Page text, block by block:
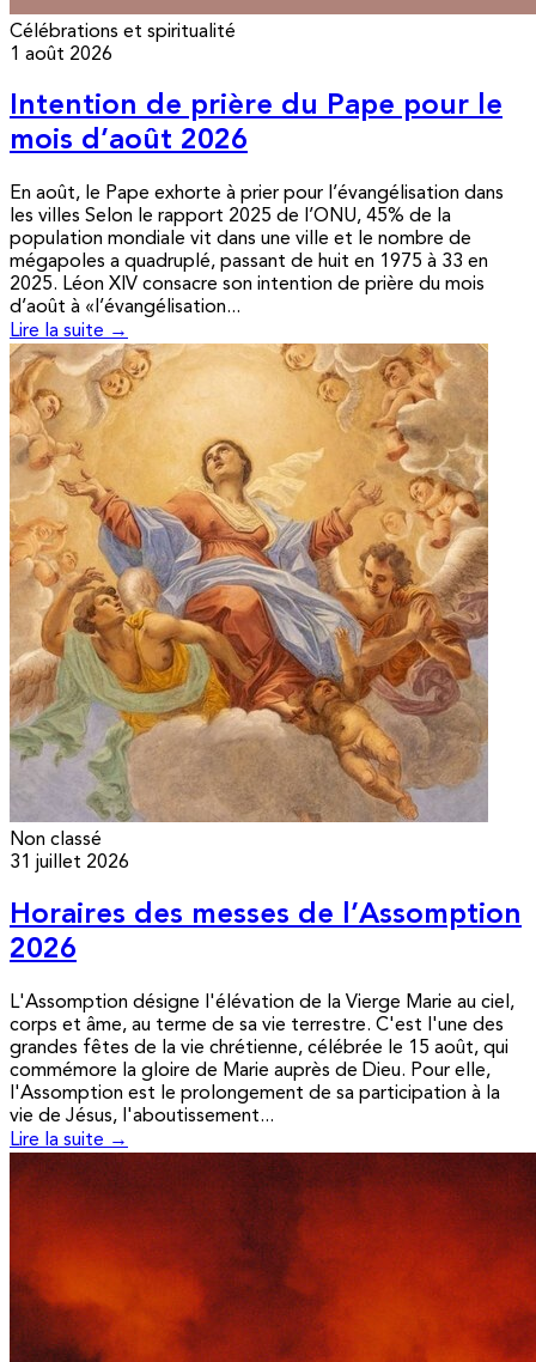
Célébrations et spiritualité
1 août 2026
Intention de prière du Pape pour le
mois d’août 2026
En août, le Pape exhorte à prier pour l’évangélisation dans
les villes Selon le rapport 2025 de l’ONU, 45% de la
population mondiale vit dans une ville et le nombre de
mégapoles a quadruplé, passant de huit en 1975 à 33 en
2025. Léon XIV consacre son intention de prière du mois
d’août à «l’évangélisation...
Lire la suite →
Non classé
31 juillet 2026
Horaires des messes de l’Assomption
2026
L'Assomption désigne l'élévation de la Vierge Marie au ciel,
corps et âme, au terme de sa vie terrestre. C'est l'une des
grandes fêtes de la vie chrétienne, célébrée le 15 août, qui
commémore la gloire de Marie auprès de Dieu. Pour elle,
l'Assomption est le prolongement de sa participation à la
vie de Jésus, l'aboutissement...
Lire la suite →